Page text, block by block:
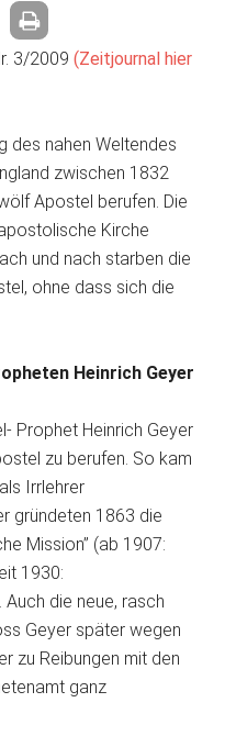
3/2009(Zeitjournal hier
des nahen Weltendes
zwischen 1832
Apostel berufen. Die
Kirche
und nach starben die
ohne dass sich die
Heinrich Geyer
Prophet Heinrich Geyer
zu berufen. So kam
Irrlehrer
gründeten 1863 die
Mission” (ab 1907:
1930:
Auch die neue, rasch
Geyer später wegen
zu Reibungen mit den
ganz